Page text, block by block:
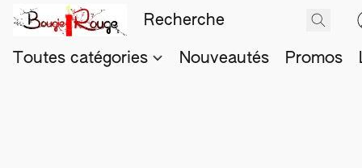
Toutes catégories Nouveautés Promos